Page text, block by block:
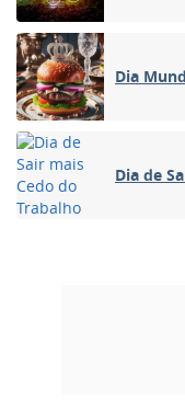
Dia
Dia de